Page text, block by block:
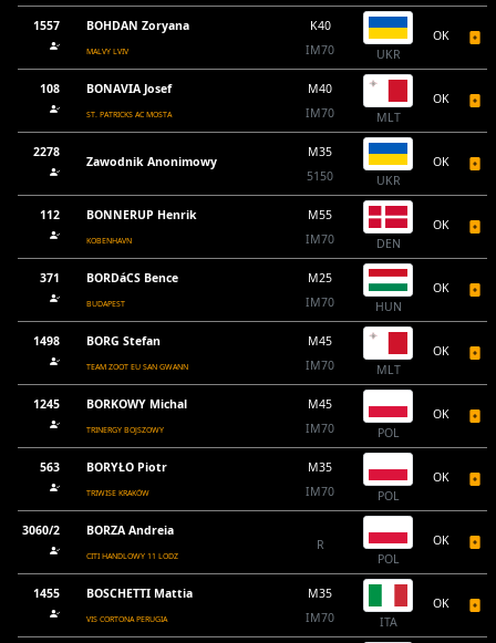
1557 BOHDAN Zoryana
MALVY LVIV
K40
IM70
UKR
OK
108 BONAVIA Josef
ST. PATRICKS AC MOSTA
M40
IM70
MLT
OK
2278
Zawodnik Anonimowy
M35
5150
UKR
OK
112 BONNERUP Henrik
KOBENHAVN
M55
IM70
DEN
OK
371 BORDáCS Bence
BUDAPEST
M25
IM70
HUN
OK
1498 BORG Stefan
TEAM ZOOT EU SAN GWANN
M45
IM70
MLT
OK
1245 BORKOWY Michal
TRINERGY BOJSZOWY
M45
IM70
POL
OK
563 BORYŁO Piotr
TRIWISE KRAKÓW
M35
IM70
POL
OK
3060/2 BORZA Andreia
CITI HANDLOWY 11 LODZ
R
POL
OK
1455 BOSCHETTI Mattia
VIS CORTONA PERUGIA
M35
IM70
ITA
OK